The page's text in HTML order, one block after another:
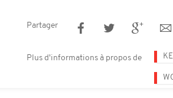
Partager
Plus d'informations à propos de